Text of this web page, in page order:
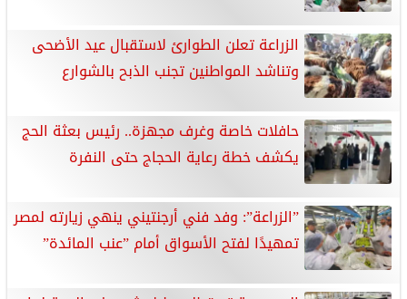
‎الزراعة تعلن الطوارئ لاستقبال عيد الأضحى
وتناشد المواطنين تجنب الذبح بالشوارع
حافلات خاصة وغرف مجهزة.. رئيس بعثة الحج
يكشف خطة رعاية الحجاج حتى النفرة
”الزراعة”: وفد فني أرجنتيني ينهي زيارته لمصر
تمهيدًا لفتح الأسواق أمام ”عنب المائدة”